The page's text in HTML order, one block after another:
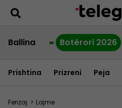
Ballina Botërori 2026
Prishtina Prizreni Peja
Ferizaj > Lajme